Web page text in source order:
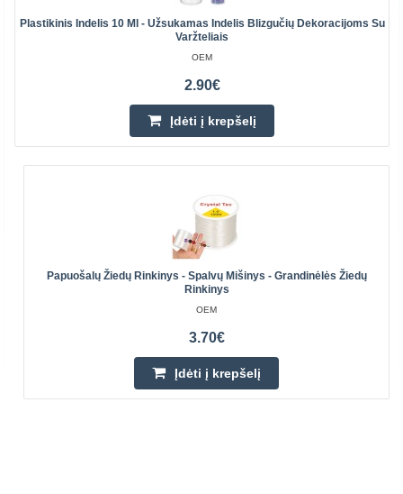
Plastikinis Indelis 10 Ml - Užsukamas Indelis Blizgučių Dekoracijoms Su
Varžteliais
OEM
2.90€
Įdėti į krepšelį
Papuošalų Žiedų Rinkinys - Spalvų Mišinys - Grandinėlės Žiedų
Rinkinys
OEM
3.70€
Įdėti į krepšelį